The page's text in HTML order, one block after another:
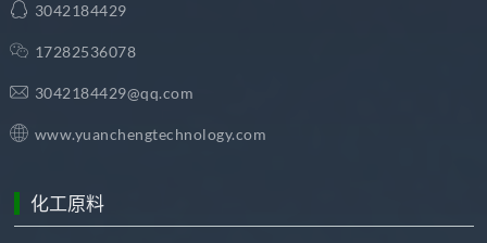
3042184429
17282536078
3042184429@qq.com
www.yuanchengtechnology.com
化工原料